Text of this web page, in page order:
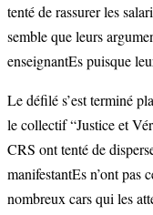
tenté de rassurer les
semble que leurs
enseignantEspuisque
Le défilé s’est terminé
le collectif “Justice et
CRS ont tenté de
manifestantEsn’ont pas
nombreux cars qui les